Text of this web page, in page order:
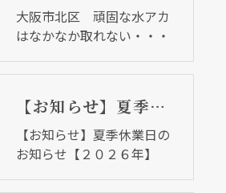
大阪市北区 頑固な水アカ
はなかなか取れない・・・
【お知らせ】夏季休業日のお知らせ【２０２６年】
【お知らせ】夏季休業日の
お知らせ【２０２６年】
入っている折込チラシです。
入っている折込チラシです。